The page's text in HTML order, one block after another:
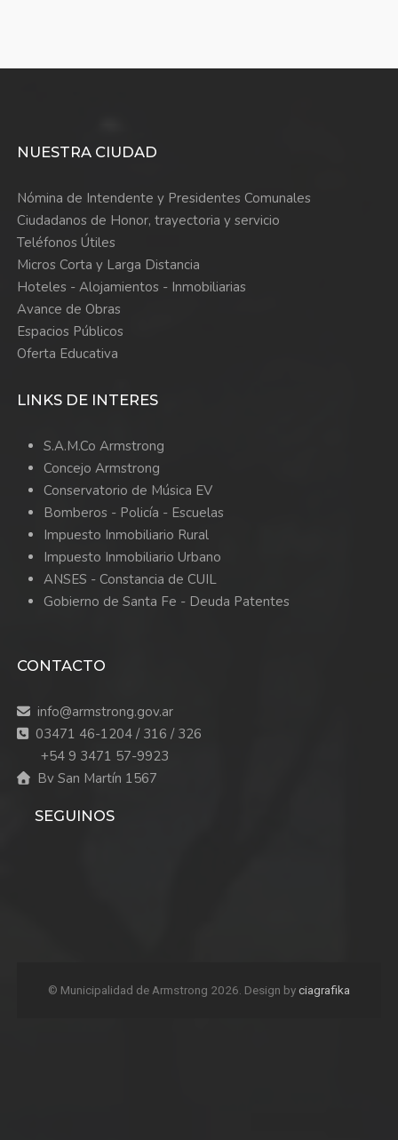
NUESTRA CIUDAD
Nómina de Intendente y Presidentes Comunales
Ciudadanos de Honor, trayectoria y servicio
Teléfonos Útiles
Micros Corta y Larga Distancia
Hoteles - Alojamientos - Inmobiliarias
Avance de Obras
Espacios Públicos
Oferta Educativa
LINKS DE INTERES
S.A.M.Co Armstrong
Concejo Armstrong
Conservatorio de Música EV
Bomberos - Policía - Escuelas
Impuesto Inmobiliario Rural
Impuesto Inmobiliario Urbano
ANSES - Constancia de CUIL
Gobierno de Santa Fe - Deuda Patentes
CONTACTO
info@armstrong.gov.ar
03471 46-1204 / 316 / 326
+54 9 3471 57-9923
Bv San Martín 1567
SEGUINOS
© Municipalidad de Armstrong 2026. Design byciagrafika